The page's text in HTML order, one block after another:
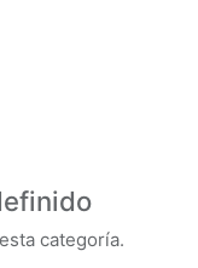
categoría.